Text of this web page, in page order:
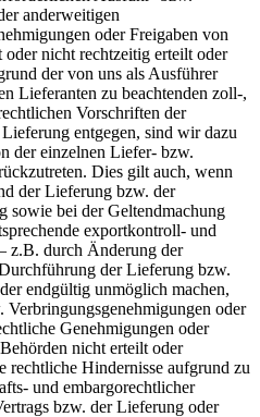
anderweitigen
oder Freigaben von
nicht rechtzeitig erteilt oder
der von uns als Ausführer
Lieferanten zu beachtenden zoll-,
Vorschriften der
entgegen, sind wir dazu
der einzelnen Liefer- bzw.
Dies gilt auch, wenn
der Lieferung bzw. der
sowie bei der Geltendmachung
exportkontroll- und
z.B. durch Änderung der
der Lieferung bzw.
endgültig unmöglich machen,
oder
Genehmigungen oder
nicht erteilt oder
rechtliche Hindernisse aufgrund zu
und embargorechtlicher
bzw. der Lieferung oder